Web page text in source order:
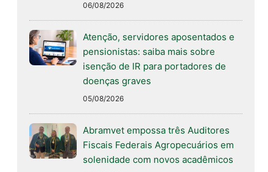
06/08/2026
Atenção, servidores aposentados e
pensionistas: saiba mais sobre
isenção de IR para portadores de
doenças graves
05/08/2026
Abramvet empossa três Auditores
Fiscais Federais Agropecuários em
solenidade com novos acadêmicos